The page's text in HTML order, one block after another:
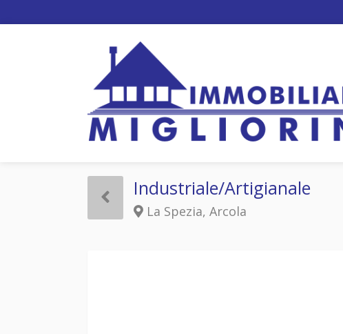
Industriale/Artigianale
La Spezia, Arcola